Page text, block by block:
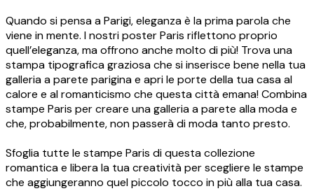
Quando si pensa a Parigi, eleganza è la prima parola che
viene in mente. I nostri poster Paris riflettono proprio
quell’eleganza, ma offrono anche molto di più! Trova una
stampa tipografica graziosa che si inserisce bene nella tua
galleria a parete parigina e apri le porte della tua casa al
calore e al romanticismo che questa città emana! Combina
stampe Paris per creare una galleria a parete alla moda e
che, probabilmente, non passerà di moda tanto presto.
Sfoglia tutte le stampe Paris di questa collezione
romantica e libera la tua creatività per scegliere le stampe
che aggiungeranno quel piccolo tocco in più alla tua casa.